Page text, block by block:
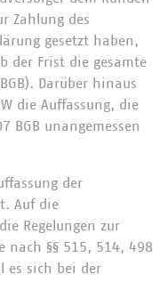
Zahlung des
gesetzt haben,
der Frist die gesamte
Darüber hinaus
die Auffassung, die
BGB unangemessen
der
Auf die
Regelungen zur
nach §§ 515, 514, 498
es sich bei der